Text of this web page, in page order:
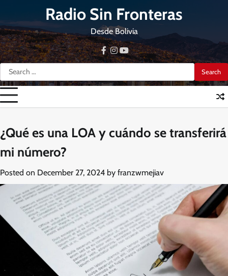
content
Radio Sin Fronteras
Desde Bolivia
Search
for:
facebook
instagram
youtube
¿Qué es una LOA y cuándo se transferirá
mi número?
Posted on December 27, 2024 by franzwmejiav